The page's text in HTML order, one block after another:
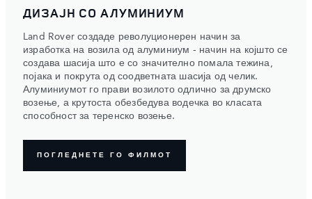
ДИЗАЈН СО АЛУМИНИУМ
Land Rover создаде револуционерен начин за
изработка на возила од алуминиум - начин на којшто се
создава шасија што е со значително помала тежина,
појака и покрута од соодветната шасија од челик.
Алуминиумот го прави возилото одлично за друмско
возење, а крутоста обезбедува водечка во класата
способност за теренско возење.
ПОГЛЕДНЕТЕ ГО ФИЛМОТ